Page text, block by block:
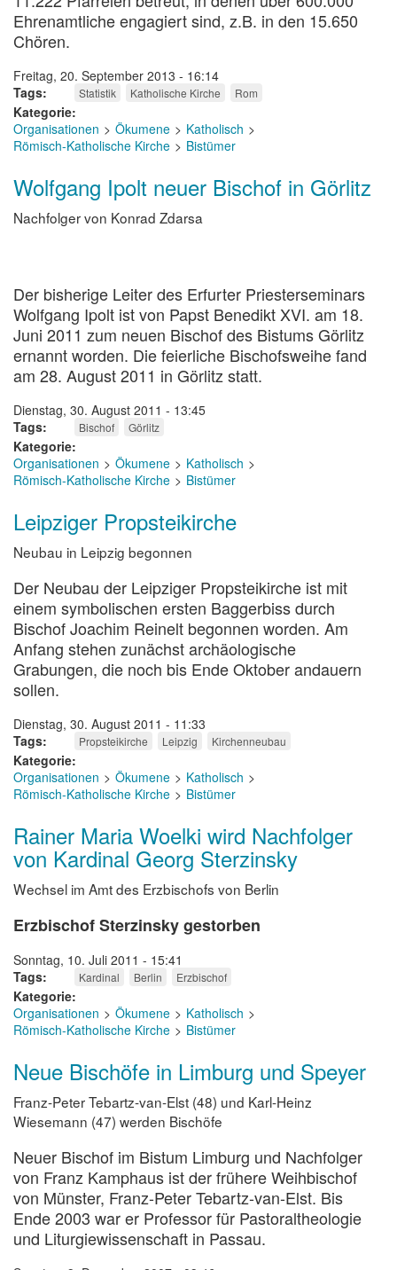
Ehrenamtliche engagiert sind, z.B. in den 15.650
Chören.
Freitag, 20. September 2013 - 16:14
Tags
Statistik Katholische Kirche Rom
Kategorie
Organisationen
Ökumene
Katholisch
Römisch-Katholische Kirche
Bistümer
Wolfgang Ipolt neuer Bischof in Görlitz
Nachfolger von Konrad Zdarsa
Der bisherige Leiter des Erfurter Priesterseminars
Wolfgang Ipolt ist von Papst Benedikt XVI. am 18.
Juni 2011 zum neuen Bischof des Bistums Görlitz
ernannt worden. Die feierliche Bischofsweihe fand
am 28. August 2011 in Görlitz statt.
Dienstag, 30. August 2011 - 13:45
Tags
Bischof Görlitz
Kategorie
Organisationen
Ökumene
Katholisch
Römisch-Katholische Kirche
Bistümer
Leipziger Propsteikirche
Neubau in Leipzig begonnen
Der Neubau der Leipziger Propsteikirche ist mit
einem symbolischen ersten Baggerbiss durch
Bischof Joachim Reinelt begonnen worden. Am
Anfang stehen zunächst archäologische
Grabungen, die noch bis Ende Oktober andauern
sollen.
Dienstag, 30. August 2011 - 11:33
Tags
Propsteikirche Leipzig Kirchenneubau
Kategorie
Organisationen
Ökumene
Katholisch
Römisch-Katholische Kirche
Bistümer
Rainer Maria Woelki wird Nachfolger
von Kardinal Georg Sterzinsky
Wechsel im Amt des Erzbischofs von Berlin
Erzbischof Sterzinsky gestorben
Sonntag, 10. Juli 2011 - 15:41
Tags
Kardinal Berlin Erzbischof
Kategorie
Organisationen
Ökumene
Katholisch
Römisch-Katholische Kirche
Bistümer
Neue Bischöfe in Limburg und Speyer
Franz-Peter Tebartz-van-Elst (48) und Karl-Heinz
Wiesemann (47) werden Bischöfe
Neuer Bischof im Bistum Limburg und Nachfolger
von Franz Kamphaus ist der frühere Weihbischof
von Münster, Franz-Peter Tebartz-van-Elst. Bis
Ende 2003 war er Professor für Pastoraltheologie
und Liturgiewissenschaft in Passau.